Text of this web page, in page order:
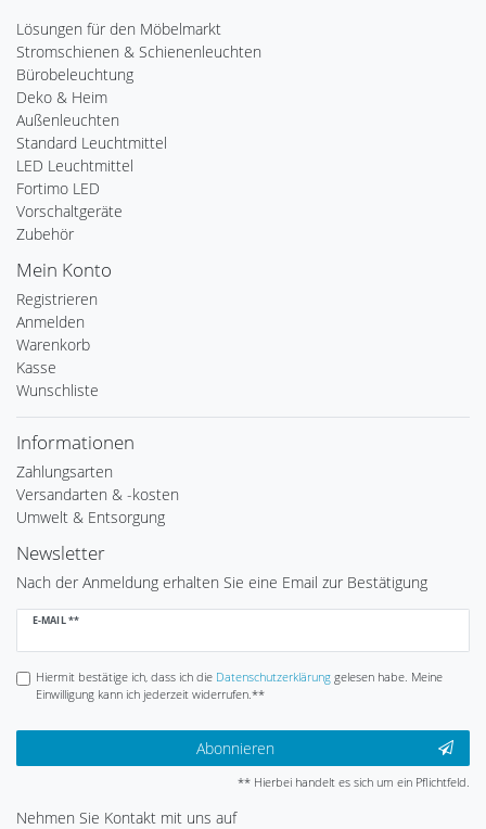
Lösungen für den Möbelmarkt
Stromschienen & Schienenleuchten
Bürobeleuchtung
Deko & Heim
Außenleuchten
Standard Leuchtmittel
LED Leuchtmittel
Fortimo LED
Vorschaltgeräte
Zubehör
Mein Konto
Registrieren
Anmelden
Warenkorb
Kasse
Wunschliste
Informationen
Zahlungsarten
Versandarten & -kosten
Umwelt & Entsorgung
Newsletter
Nach der Anmeldung erhalten Sie eine Email zur Bestätigung
E-MAIL **
Newsletter
Hiermit bestätige ich, dass ich die Daten­schutz­erklärunggelesen habe. Meine
Einwilligung kann ich jederzeit widerrufen.**
Abonnieren
** Hierbei handelt es sich um ein Pflichtfeld.
Nehmen Sie Kontakt mit uns auf